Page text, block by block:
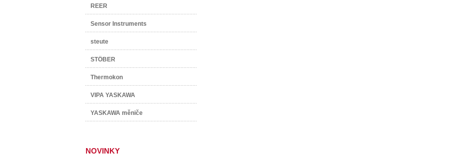
REER
Sensor Instruments
steute
STÖBER
Thermokon
VIPA YASKAWA
YASKAWA měniče
NOVINKY